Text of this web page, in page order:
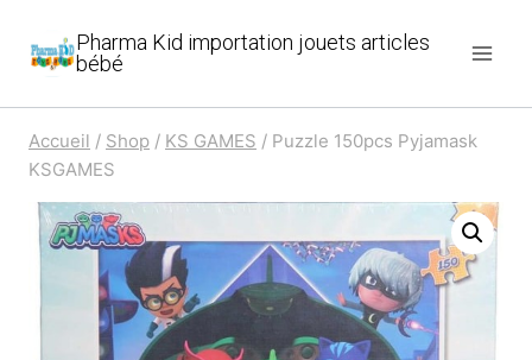
Pharma Kid importation jouets articles
bébé
Accueil / Shop / KS GAMES / Puzzle 150pcs Pyjamask
KSGAMES